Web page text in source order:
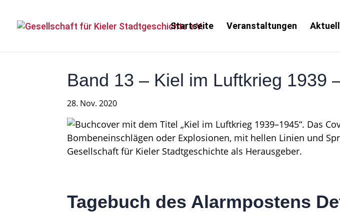
Startseite Veranstaltungen
Band 13 – Kiel im Luftkrieg 1939
28. Nov. 2020
Tagebuch des Alarmpostens